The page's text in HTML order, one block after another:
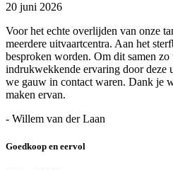
20 juni 2026
Voor het echte overlijden van onze
meerdere uitvaartcentra. Aan het
besproken worden. Om dit samen zo
indrukwekkende ervaring door deze
we gauw in contact waren. Dank je
maken ervan.
- Willem van der Laan
Goedkoop en eervol